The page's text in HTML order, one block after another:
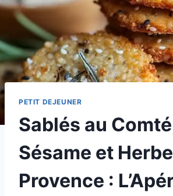
PETIT DEJEUNER
Sablés au
Sésame et
Provence :